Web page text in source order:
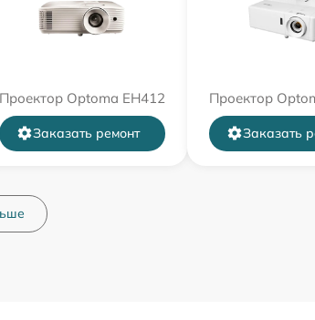
Проектор Optoma EH412
Заказать ремонт
Проектор
Заказать